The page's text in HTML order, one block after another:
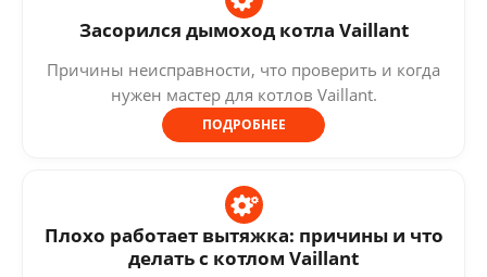
Засорился дымоход котла Vaillant
Причины неисправности, что проверить и когда
нужен мастер для котлов Vaillant.
ПОДРОБНЕЕ
Плохо работает вытяжка: причины и что
делать с котлом Vaillant